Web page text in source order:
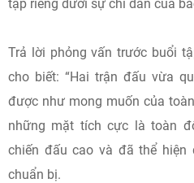
tập riêng dưới sự chỉ dẫn của
Trả lời phỏng vấn trước buổi
cho biết: “Hai trận đấu vừa
được như mong muốn của
những mặt tích cực là toàn
chiến đấu cao và đã thể
chuẩn bị.